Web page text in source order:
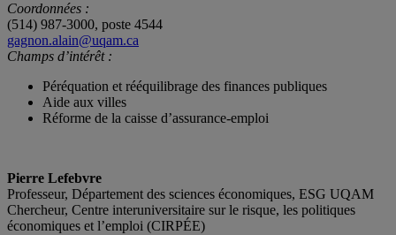
Coordonnées :
(514) 987-3000, poste 4544
gagnon.alain@uqam.ca
Champs d’intérêt :
Péréquation et rééquilibrage des finances publiques
Aide aux villes
Réforme de la caisse d’assurance-emploi
Pierre Lefebvre
Professeur, Département des sciences économiques, ESG UQAM
Chercheur, Centre interuniversitaire sur le risque, les politiques
économiques et l’emploi (CIRPÉE)